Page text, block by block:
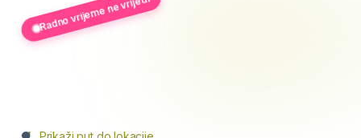
Radno vrijeme ne vrijedi